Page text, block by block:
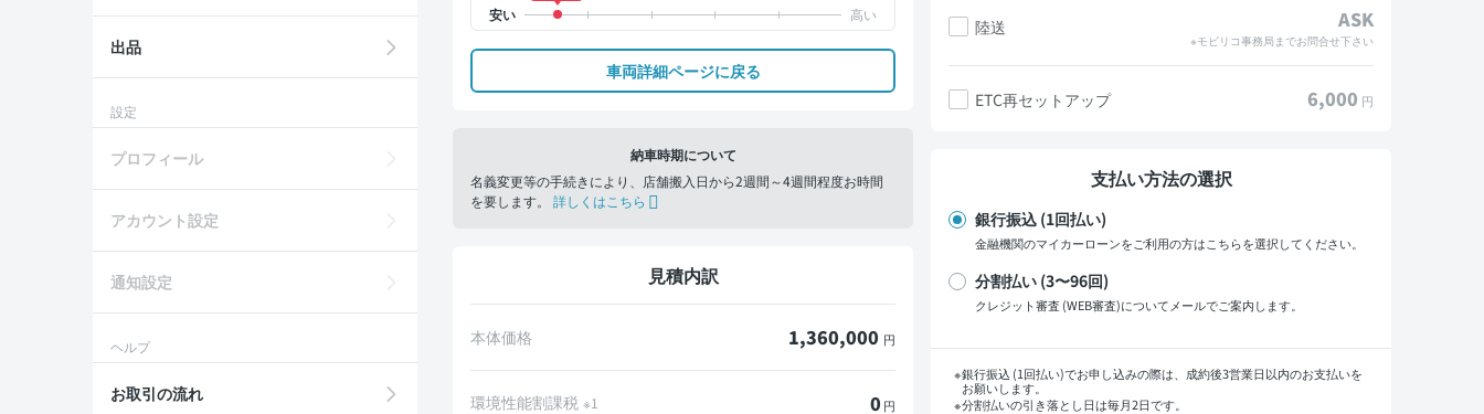
車両詳細ページに戻る
納車時期について
名義変更等の手続きにより、店舗搬入日から2週間～4週間程度お時間
を要します。 詳しくはこちら
見積内訳
本体価格 1,360,000 円
環境性能割課税 ※1 0 円
陸送 ASK
※モビリコ事務局までお問合せ下さい
ETC再セットアップ 6,000 円
支払い方法の選択
銀行振込 (1回払い)
金融機関のマイカーローンをご利用の方はこちらを選択してください。
分割払い (3〜96回)
クレジット審査 (WEB審査)についてメールでご案内します。
支払い回数
銀行振込 (1回払い)でお申し込みの際は、成約後3営業日以内のお支払いを
お願いします。
分割払いの引き落とし日は毎月2日です。
出品
設定
プロフィール
アカウント設定
通知設定
ヘルプ
お取引の流れ